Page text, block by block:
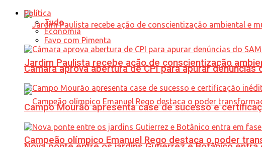
Jardim Paulista recebe ação de conscientização
Campeão olímpico Emanuel Rego destaca o poder
Política
Tudo
Economia
Favo com Pimenta
Câmara aprova abertura de CPI para apurar denúncias
Campo Mourão apresenta case de sucesso e